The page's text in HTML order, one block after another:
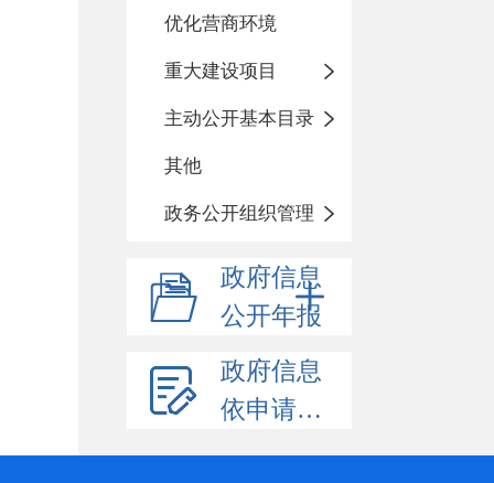
优化营商环境
重大建设项目
主动公开基本目录
其他
政务公开组织管理
政府信息
公开年报
政府信息
依申请公开